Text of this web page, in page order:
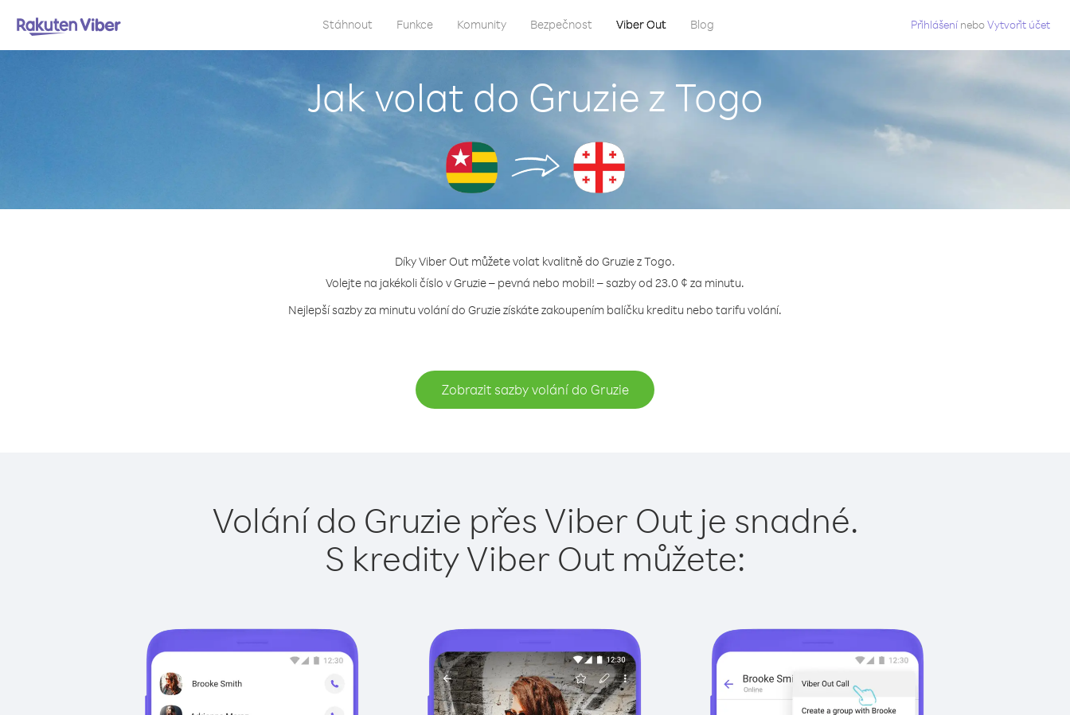
Stáhnout Funkce Komunity Bezpečnost Viber Out Blog Přihlášení neboVytvořit účet
Jak volat do Gruzie z Togo
Díky Viber Out můžete volat kvalitně do Gruzie z Togo.
Volejte na jakékoli číslo v Gruzie – pevná nebo mobil! – sazby od 23.0 ¢ za minutu.
Nejlepší sazby za minutu volání do Gruzie získáte zakoupením balíčku kreditu nebo tarifu volání.
Zobrazit sazby volání do Gruzie
Volání do Gruzie přes Viber Out je snadné.
S kredity Viber Out můžete: